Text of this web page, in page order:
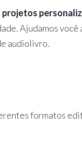
projetos
Ajudamos você
audiolivro.
formatos